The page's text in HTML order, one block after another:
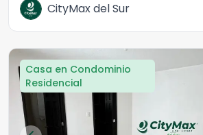
CityMax del Sur
Casa en Condominio
Residencial